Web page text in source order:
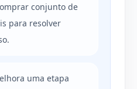
conjunto de
para resolver
uma etapa